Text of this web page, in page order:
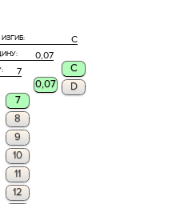
C
0,07
7
C
0,07
7
8
9
10
11
12
D